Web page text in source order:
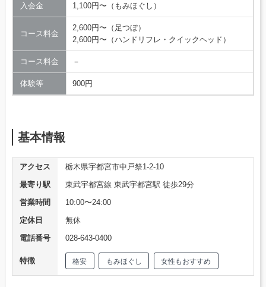
入会金 1,100円〜（もみほぐし）
コース料金
2,600円〜（足つぼ）
2,600円〜（ハンドリフレ・クイックヘッド）
コース料金 －
体験等 900円
基本情報
アクセス
栃木県宇都宮市中戸祭1-2-10
最寄り駅
東武宇都宮線 東武宇都宮駅 徒歩29分
営業時間
10:00〜24:00
定休日
無休
電話番号
028-643-0400
特徴 格安 もみほぐし 女性もおすすめ